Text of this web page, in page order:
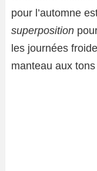
pour l’automne
superposition
les journées
manteau aux